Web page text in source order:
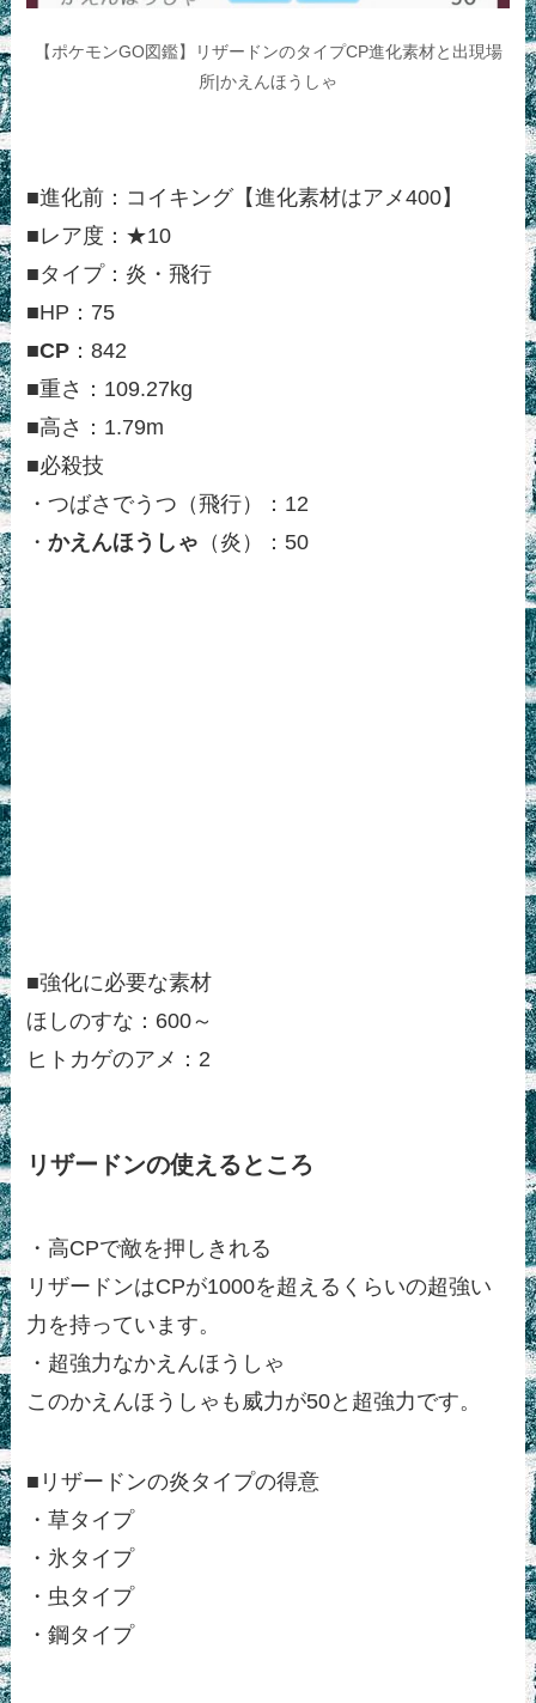
【ポケモンGO図鑑】リザードンのタイプCP進化素材と出現場
所|かえんほうしゃ
■進化前：コイキング【進化素材はアメ400】
■レア度：★10
■タイプ：炎・飛行
■HP：75
■CP ：842
■重さ：109.27kg
■高さ：1.79m
■必殺技
・つばさでうつ（飛行）：12
・かえんほうしゃ （炎）：50
■強化に必要な素材
ほしのすな：600～
ヒトカゲのアメ：2
リザードンの使えるところ
・高CPで敵を押しきれる
リザードンはCPが1000を超えるくらいの超強い
力を持っています。
・超強力なかえんほうしゃ
このかえんほうしゃも威力が50と超強力です。
■リザードンの炎タイプの得意
・草タイプ
・氷タイプ
・虫タイプ
・鋼タイプ